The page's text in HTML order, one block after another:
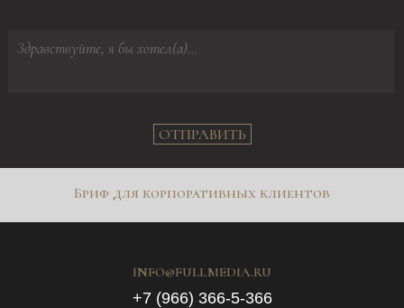
ОТПРАВИТЬ
Бриф для корпоративных клиентов
INFO@FULLMEDIA.RU
+7 (966) 366-5-366